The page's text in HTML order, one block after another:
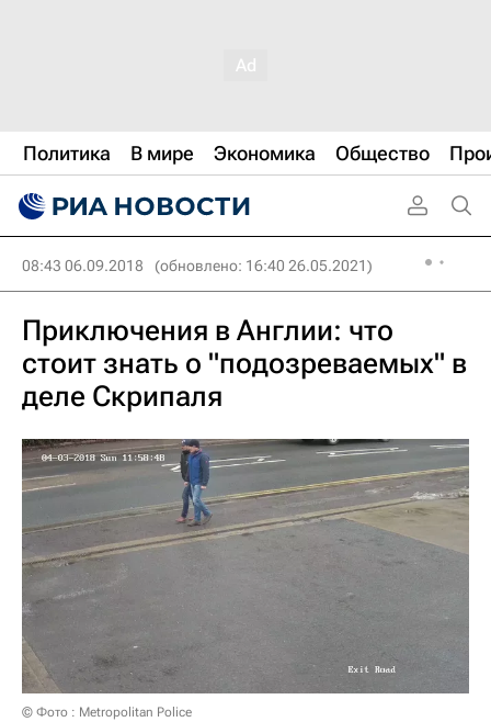
Политика В мире Экономика Общество
08:43 06.09.2018 (обновлено: 16:40 26.05.2021)
Приключения в Англии: что
стоит знать о "подозреваемых" в
деле Скрипаля
© Фото : Metropolitan Police